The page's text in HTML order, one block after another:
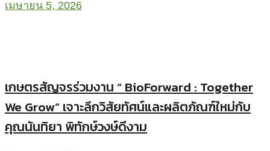
เมษายน 5, 2026
เกษตรสัญจรร่วมงาน “ BioForward : Together
We Grow” เจาะลึกวิสัยทัศน์และผลิตภัณฑ์ใหม่กับ
คุณนันทิยา พิทักษ์วงษ์ดีงาม